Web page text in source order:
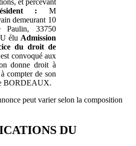
: M
demeurant 10
Paulin, 33750
élu Admission
du droit de
convoqué aux
donne droit à
compter de son
BORDEAUX.
peut varier selon la composition
DU